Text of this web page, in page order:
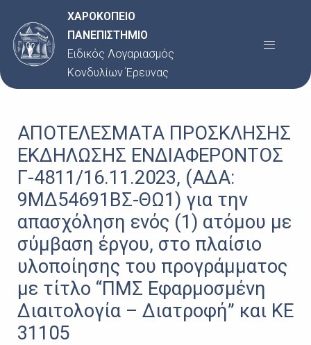
στο
περιεχόμενο
ΧΑΡΟΚΟΠΕΙΟ
ΠΑΝΕΠΙΣΤΗΜΙΟ
Ειδικός Λογαριασμός
Κονδυλίων Έρευνας
Menu
ΑΠΟΤΕΛΕΣΜΑΤΑ ΠΡΟΣΚΛΗΣΗΣ
ΕΚΔΗΛΩΣΗΣ ΕΝΔΙΑΦΕΡΟΝΤΟΣ
Γ-4811/16.11.2023, (ΑΔΑ:
9ΜΔ54691ΒΣ-ΘΩ1) για την
απασχόληση ενός (1) ατόμου με
σύμβαση έργου, στο πλαίσιο
υλοποίησης του προγράμματος
με τίτλο “ΠΜΣ Εφαρμοσμένη
Διαιτολογία – Διατροφή” και ΚΕ
31105
navigation